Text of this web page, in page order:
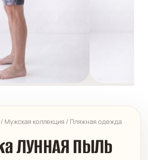
/ Мужская коллекция / Пляжная одежда
ЛУННАЯ ПЫЛЬ